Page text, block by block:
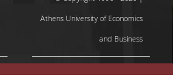
Athens University of Economics
and Business